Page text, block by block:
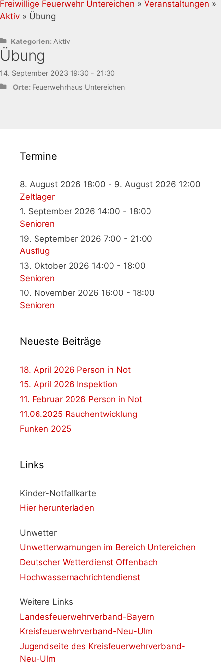
Freiwillige Feuerwehr Untereichen » Veranstaltungen »
Aktiv » Übung
Kategorien: Aktiv
Übung
14. September 2023 19:30 - 21:30
Orte: Feuerwehrhaus Untereichen
Termine
8. August 2026 18:00 - 9. August 2026 12:00
Zeltlager
1. September 2026 14:00 - 18:00
Senioren
19. September 2026 7:00 - 21:00
Ausflug
13. Oktober 2026 14:00 - 18:00
Senioren
10. November 2026 16:00 - 18:00
Senioren
Neueste Beiträge
18. April 2026 Person in Not
15. April 2026 Inspektion
11. Februar 2026 Person in Not
11.06.2025 Rauchentwicklung
Funken 2025
Links
Kinder-Notfallkarte
Hier herunterladen
Unwetter
Unwetterwarnungen im Bereich Untereichen
Deutscher Wetterdienst Offenbach
Hochwassernachrichtendienst
Weitere Links
Landesfeuerwehrverband-Bayern
Kreisfeuerwehrverband-Neu-Ulm
Jugendseite des Kreisfeuerwehrverband-
Neu-Ulm